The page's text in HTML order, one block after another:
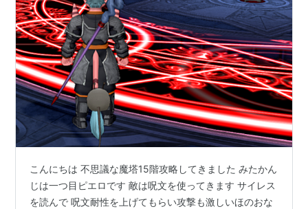
こんにちは 不思議な魔塔15階攻略してきました みたかん
じは一つ目ピエロです 敵は呪文を使ってきます サイレス
を読んで 呪文耐性を上げてもらい攻撃も激しいほのおな